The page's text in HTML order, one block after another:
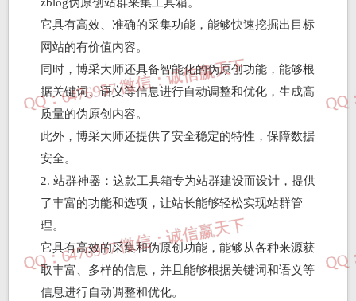
zblog伪原创站群采集工具箱。
它具有高效、准确的采集功能，能够快速挖掘出目标
网站的有价值内容。
同时，博采大师还具备智能化的伪原创功能，能够根
据关键词、语义等信息进行自动调整和优化，生成高
质量的伪原创内容。
此外，博采大师还提供了安全稳定的特性，保障数据
安全。
2. 站群神器：这款工具箱专为站群建设而设计，提供
了丰富的功能和选项，让站长能够轻松实现站群管
理。
它具有高效的采集和伪原创功能，能够从各种来源获
取丰富、多样的信息，并且能够根据关键词和语义等
信息进行自动调整和优化。